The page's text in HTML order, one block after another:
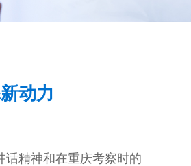
动力
话精神和在重庆考察时的